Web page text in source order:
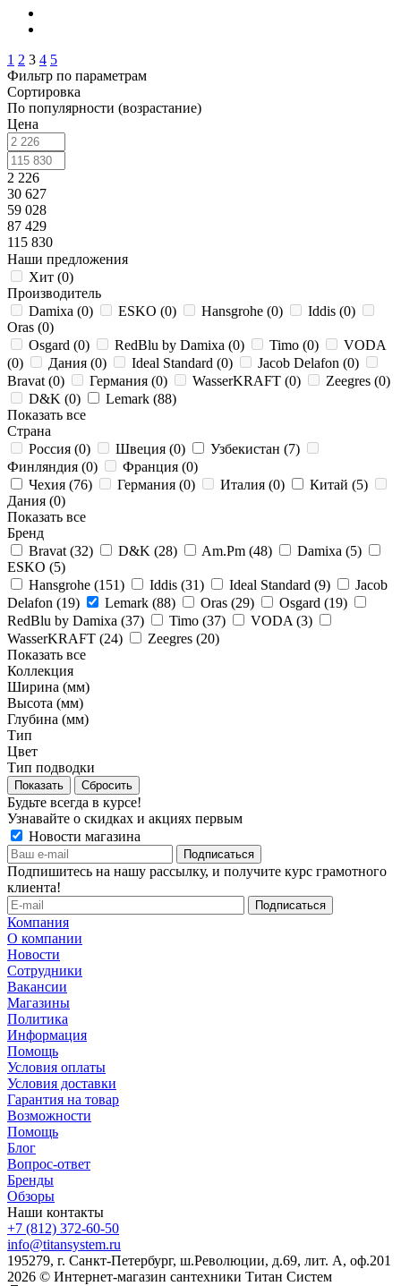
1 2 3 4 5
Фильтр по параметрам
Сортировка
По популярности (возрастание)
Цена
2 226
30 627
59 028
87 429
115 830
Наши предложения
Хит (0)
Производитель
Damixa (0) ESKO (0) Hansgrohe (0) Iddis (0)
Oras (0)
Osgard (0) RedBlu by Damixa (0) Timo (0)
VODA
(0) Дания (0) Ideal Standard (0) Jacob Delafon (0)
Bravat (0) Германия (0) WasserKRAFT (0) Zeegres (0)
D&K (0) Lemark (88)
Показать все
Страна
Россия (0) Швеция (0) Узбекистан (7)
Финляндия (0) Франция (0)
Чехия (76) Германия (0) Италия (0) Китай (5)
Дания (0)
Показать все
Бренд
Bravat (32) D&K (28) Am.Pm (48) Damixa (5)
ESKO (5)
Hansgrohe (151) Iddis (31) Ideal Standard (9)
Jacob
Delafon (19) Lemark (88) Oras (29) Osgard (19)
RedBlu by Damixa (37) Timo (37) VODA (3)
WasserKRAFT (24) Zeegres (20)
Показать все
Коллекция
Ширина (мм)
Высота (мм)
Глубина (мм)
Тип
Цвет
Тип подводки
Сбросить
Будьте всегда в курсе!
Узнавайте о скидках и акциях первым
Новости магазина
Подпишитесь на нашу рассылку, и получите курс грамотного
клиента!
Компания
О компании
Новости
Сотрудники
Вакансии
Магазины
Политика
Информация
Помощь
Условия оплаты
Условия доставки
Гарантия на товар
Возможности
Помощь
Блог
Вопрос-ответ
Бренды
Обзоры
Наши контакты
+7 (812) 372-60-50
info@titansystem.ru
195279, г. Санкт-Петербург, ш.Революции, д.69, лит. А, оф.201
2026 © Интернет-магазин сантехники Титан Систем